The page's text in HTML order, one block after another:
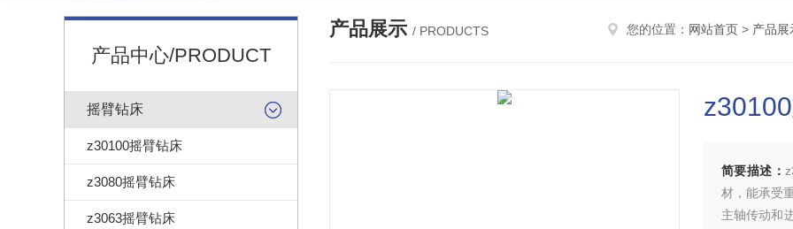
产品中心/PRODUCT
摇臂钻床
z30100摇臂钻床
z3080摇臂钻床
z3063摇臂钻床
产品展示 / PRODUCTS 您的位置： 网站首页 > 产品展
简要描述：
材，能承受
主轴传动和